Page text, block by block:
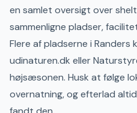
en samlet oversigt over
sammenligne pladser,
Flere af pladserne i Randers
udinaturen.dk eller
højsæsonen. Husk at følge
overnatning, og efterlad